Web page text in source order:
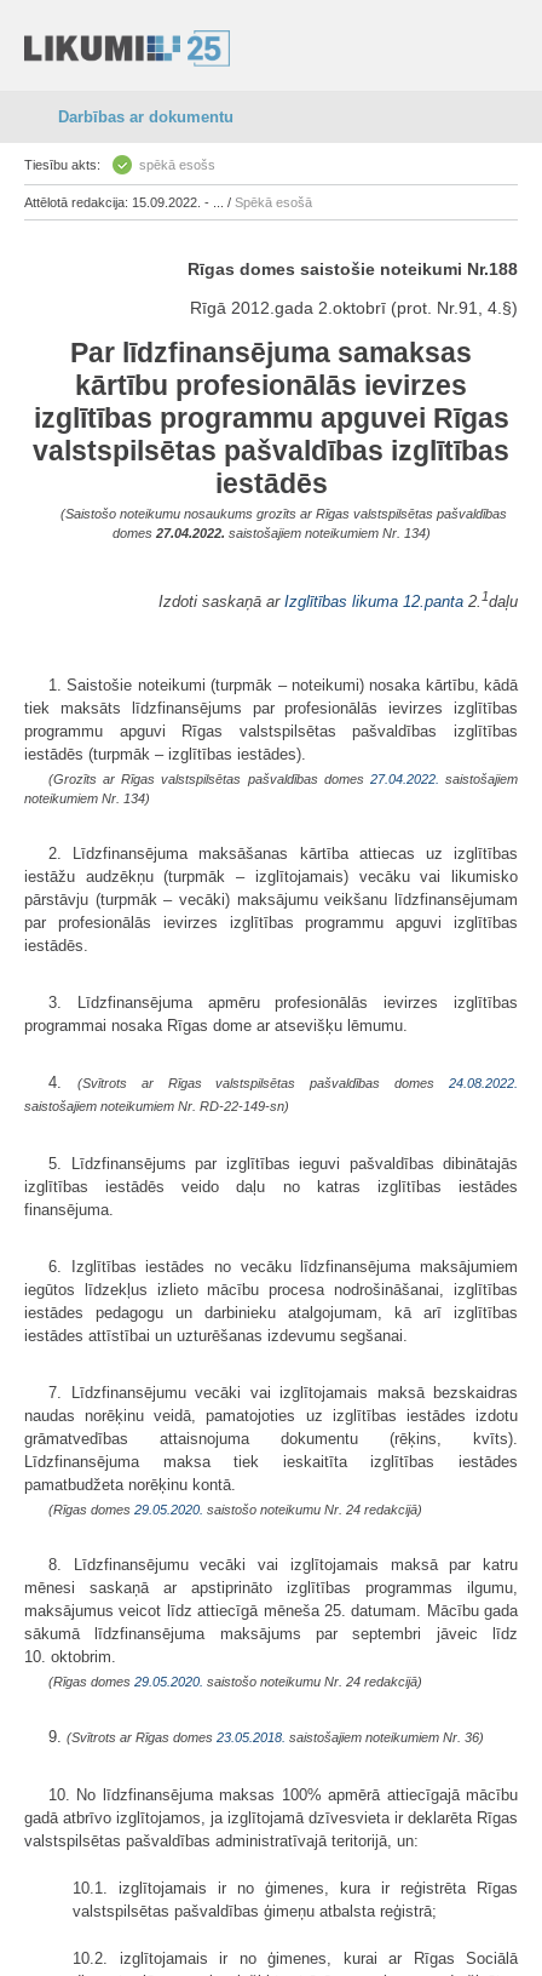
Darbības ar dokumentu
Tiesību akts: spēkā esošs
Attēlotā redakcija: 15.09.2022. - ... / Spēkā esošā
Rīgas domes saistošie noteikumi Nr.188
Rīgā 2012.gada 2.oktobrī (prot. Nr.91, 4.§)
Par līdzfinansējuma samaksas
kārtību profesionālās ievirzes
izglītības programmu apguvei Rīgas
valstspilsētas pašvaldības izglītības
iestādēs
(Saistošo noteikumu nosaukums grozīts ar Rīgas valstspilsētas pašvaldības
domes 27.04.2022. saistošajiem noteikumiem Nr. 134)
Izdoti saskaņā ar Izglītības likuma 12.panta 2. 1daļu
1. Saistošie noteikumi (turpmāk – noteikumi) nosaka kārtību, kādā
tiek maksāts līdzfinansējums par profesionālās ievirzes izglītības
programmu apguvi Rīgas valstspilsētas pašvaldības izglītības
iestādēs (turpmāk – izglītības iestādes).
(Grozīts ar Rīgas valstspilsētas pašvaldības domes 27.04.2022.
saistošajiem
noteikumiem Nr. 134)
2. Līdzfinansējuma maksāšanas kārtība attiecas uz izglītības
iestāžu audzēkņu (turpmāk – izglītojamais) vecāku vai likumisko
pārstāvju (turpmāk – vecāki) maksājumu veikšanu līdzfinansējumam
par profesionālās ievirzes izglītības programmu apguvi izglītības
iestādēs.
3. Līdzfinansējuma apmēru profesionālās ievirzes izglītības
programmai nosaka Rīgas dome ar atsevišķu lēmumu.
4. (Svītrots ar Rīgas valstspilsētas pašvaldības domes24.08.2022.
saistošajiem noteikumiem Nr. RD-22-149-sn)
5. Līdzfinansējums par izglītības ieguvi pašvaldības dibinātajās
izglītības iestādēs veido daļu no katras izglītības iestādes
finansējuma.
6. Izglītības iestādes no vecāku līdzfinansējuma maksājumiem
iegūtos līdzekļus izlieto mācību procesa nodrošināšanai, izglītības
iestādes pedagogu un darbinieku atalgojumam, kā arī izglītības
iestādes attīstībai un uzturēšanas izdevumu segšanai.
7. Līdzfinansējumu vecāki vai izglītojamais maksā bezskaidras
naudas norēķinu veidā, pamatojoties uz izglītības iestādes izdotu
grāmatvedības attaisnojuma dokumentu (rēķins, kvīts).
Līdzfinansējuma maksa tiek ieskaitīta izglītības iestādes
pamatbudžeta norēķinu kontā.
(Rīgas domes 29.05.2020. saistošo noteikumu Nr. 24 redakcijā)
8. Līdzfinansējumu vecāki vai izglītojamais maksā par katru
mēnesi saskaņā ar apstiprināto izglītības programmas ilgumu,
maksājumus veicot līdz attiecīgā mēneša 25. datumam. Mācību gada
sākumā līdzfinansējuma maksājums par septembri jāveic līdz
10. oktobrim.
(Rīgas domes 29.05.2020. saistošo noteikumu Nr. 24 redakcijā)
9. (Svītrots ar Rīgas domes 23.05.2018. saistošajiem noteikumiem Nr. 36)
10. No līdzfinansējuma maksas 100% apmērā attiecīgajā mācību
gadā atbrīvo izglītojamos, ja izglītojamā dzīvesvieta ir deklarēta Rīgas
valstspilsētas pašvaldības administratīvajā teritorijā, un:
10.1. izglītojamais ir no ģimenes, kura ir reģistrēta Rīgas
valstspilsētas pašvaldības ģimeņu atbalsta reģistrā;
10.2. izglītojamais ir no ģimenes, kurai ar Rīgas Sociālā